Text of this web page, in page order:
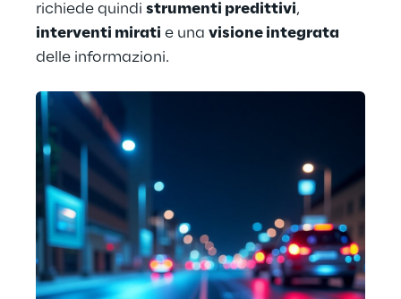
richiede quindi strumenti predittivi,
interventi mirati e una visione integrata
delle informazioni.